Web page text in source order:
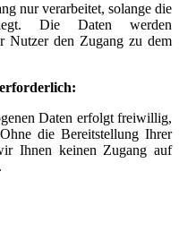
nur verarbeitet, solange die
Die Daten werden
Nutzer den Zugang zu dem
Daten erfolgt freiwillig,
die Bereitstellung Ihrer
Ihnen keinen Zugang auf